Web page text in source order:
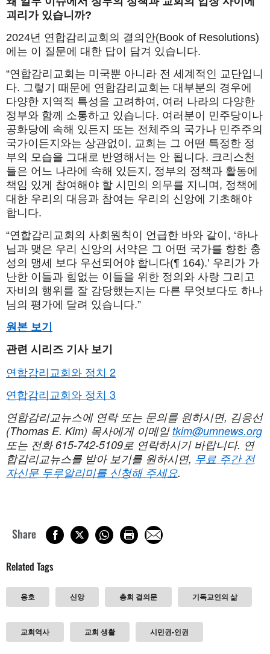
괴리가 있습니까?
2024년 연합감리교회의 결의안(Book of Resolutions)
에는 이 질문에 대한 답이 담겨 있습니다.
“연합감리교회는 미국뿐 아니라 전 세계적인 교단입니
다. 그렇기 때문에 연합감리교회는 대부분의 경우에
다양한 지역적 특성을 고려하여, 여러 나라의 다양한
정부와 함께 소통하고 있습니다. 여러분이 민주당이나
공화당에 속해 있든지 또는 전체주의 국가나 민주주의
국가이든지와는 상관없이, 교회는 그 어떤 특정한 정
부의 모습을 그대로 반영해서는 안 됩니다. 크리스천
들은 어느 나라에 속해 있든지, 정부의 정책과 활동에
책임 있게 참여해야 할 시민의 의무를 지니며, 정책에
대한 우리의 대응과 참여는 우리의 신앙에 기초해야
합니다.
“연합감리교회의 사회원칙이 언급한 바와 같이, ‘하나
님과 맺은 우리 신앙의 서약은 그 어떤 국가를 향한 충
성의 맹세 보다 우선되어야 합니다(¶ 164).’ 우리가 가
난한 이들과 힘없는 이들을 위한 정의와 사랑 그리고
자비의 행위를 잘 감당했는지는 다른 무엇보다도 하나
님의 평가에 달려 있습니다.”
원본 보기
관련 시리즈 기사 보기
연합감리교회와 정치 2
연합감리교회와 정치 3
연합감리교뉴스에 연락 또는 문의를 원하시면, 김응선
(Thomas E. Kim) 목사에게 이메일 tkim@umnews.org
또는 전화 615-742-5109로 연락하시기 바랍니다. 연
합감리교뉴스를 받아 보기를 원하시면, 무료 주간 전
자신문 두루알리미를 신청해 주세요.
Share
Related Tags
옹호 신앙 총회 결의문 기독교인의 삶
교회역사 교회 생활 시민권-인권